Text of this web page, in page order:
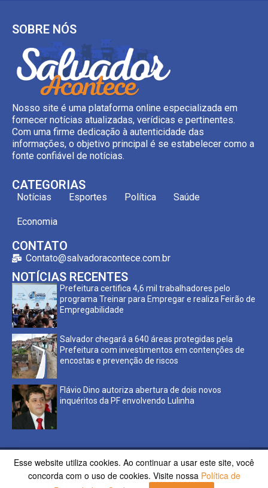
SOBRE NÓS
Nosso site é uma plataforma online especializada em
fornecer notícias atualizadas, verídicas e pertinentes.
Com uma firme dedicação à autenticidade das
informações, o objetivo principal é se estabelecer como a
fonte confiável de notícias.
CATEGORIAS
Notícias Esportes Política Saúde
Economia
CONTATO
Contato@salvadoracontece.com.br
NOTÍCIAS RECENTES
Prefeitura certifica 4,6 mil trabalhadores pelo
programa Treinar para Empregar e realiza Feirão de
Empregabilidade
Salvador chegará a 640 áreas protegidas pela
Prefeitura com investimentos em contenções de
encostas e prevenção de riscos
Flávio Dino autoriza abertura de dois novos
inquéritos da PF envolvendo Lulinha
Copyright ©2023 Salvador Acontece. Todos os direitos
reservados | Desenvolvido porPoppy Sites.
Esse website utiliza cookies. Ao continuar a usar este site, você
concorda com o uso de cookies. Visite nossa Política de